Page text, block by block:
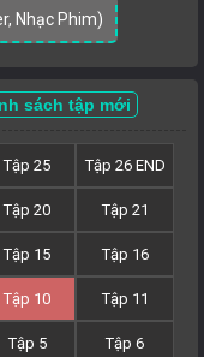
Nhạc Phim)
sách tập mới
Tập 26 END
Tập 25
Tập 21
Tập 20
Tập 16
Tập 15
Tập 11
Tập 10
Tập 6
Tập 5